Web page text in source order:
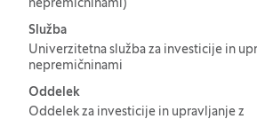
nepremičninami)
Služba
Univerzitetna služba za investicije in
nepremičninami
Oddelek
Oddelek za investicije in upravljanje z